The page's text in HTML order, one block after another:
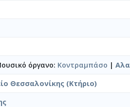
όργανο: Κοντραμπάσο |
Θεσσαλονίκης (Κτήριο)